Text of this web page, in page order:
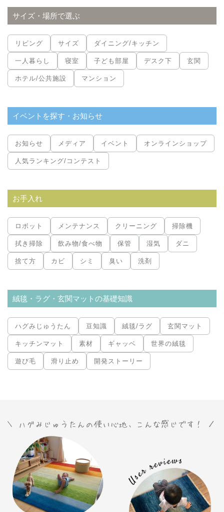
サイズ・場所で選ぶ
リビング サイズ ダイニング/キッチン
一人暮らし 寝室 子ども部屋 デスク下 玄関
ホテル/公共施設 マンション
イベントを探す・お知らせ
お知らせ メディア イベント オンラインショップ
人気ランキング/コンテスト
お手入れ
ロボット メンテナンス クリーニング 掃除機
拭き掃除 飲み物/食べ物 保管 湿気 ダニ
捨て方 カビ シミ 臭い 洗剤
絨毯・ラグ・玄関マットの基礎知識
ハグみじゅうたん 豆知識 絨毯/ラグ 玄関マット
キッチンマット 素材 ギャッベ 世界の絨毯
遊び毛 滑り止め 開発ストーリー